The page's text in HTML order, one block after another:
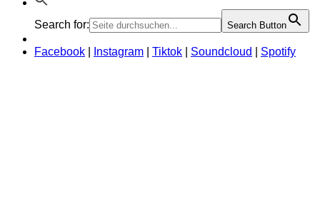
Search for: Search Button
Facebook Instagram Tiktok Soundcloud Spotify